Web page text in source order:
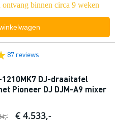
ontvang binnen circa 9 weken
87 reviews
DJ-draaitafel
Pioneer DJ DJM-A9 mixer
€ 4.533,-